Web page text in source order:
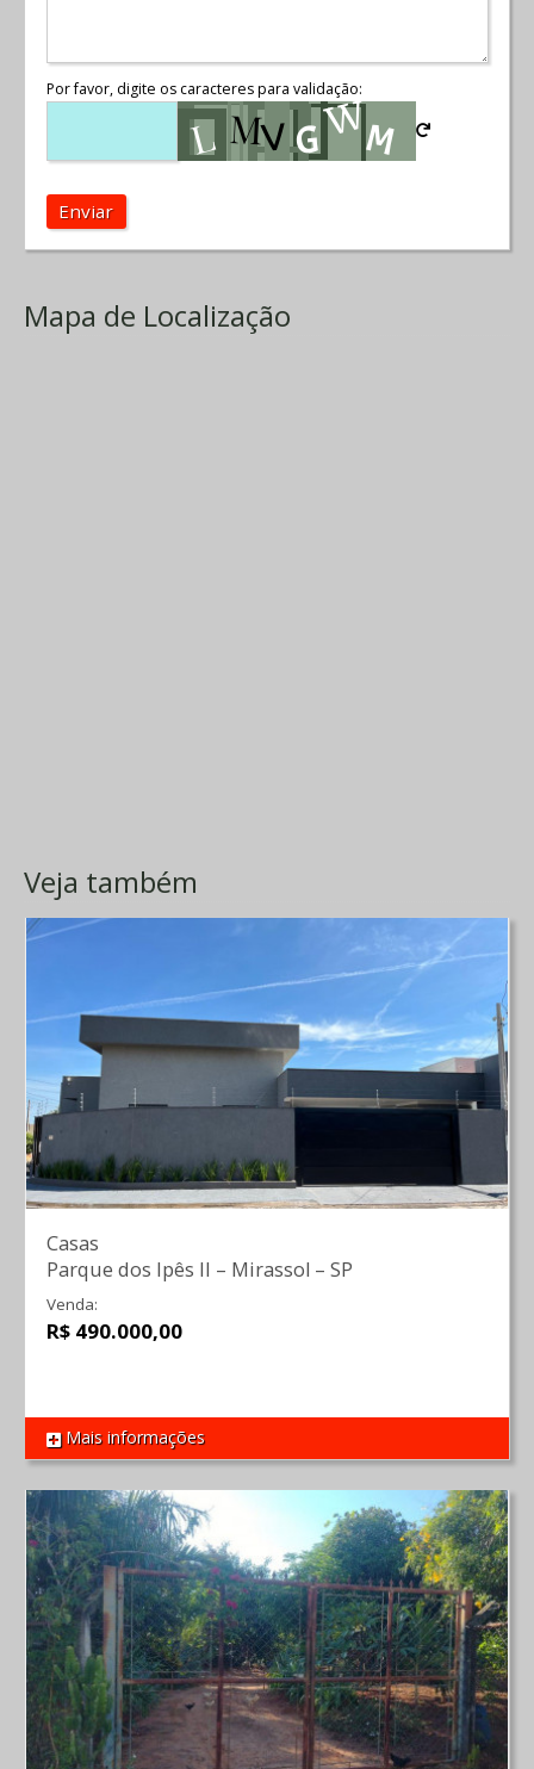
Por favor, digite os caracteres para validação:
Enviar
Mapa de Localização
Veja também
REF 1583
Casas
Parque dos Ipês II – Mirassol – SP
Venda:
R$ 490.000,00
Mais informações